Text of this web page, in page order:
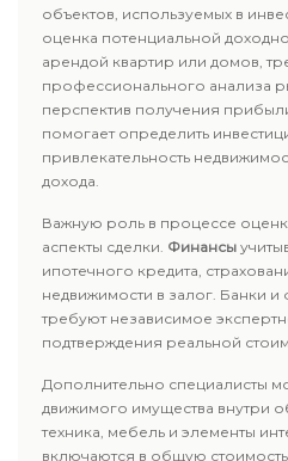
объектов, используемых в
оценка потенциальной
арендой квартир или домов,
профессионального анализа
перспектив получения
помогает определить
привлекательность
дохода.
Важную роль в процессе
аспекты сделки. Финансы
ипотечного кредита,
недвижимости в залог. Банки
требуют независимое
подтверждения реальной
Дополнительно специалисты
движимого имущества внутри
техника, мебель и элементы
включаются в общую